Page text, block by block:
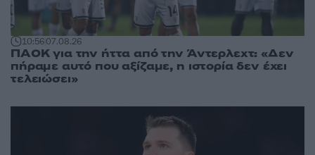
10:5607.08.26
ΠΑΟΚ για την ήττα από την Άντερλεχτ: «Δεν
πήραμε αυτό που αξίζαμε, η ιστορία δεν έχει
τελειώσει»